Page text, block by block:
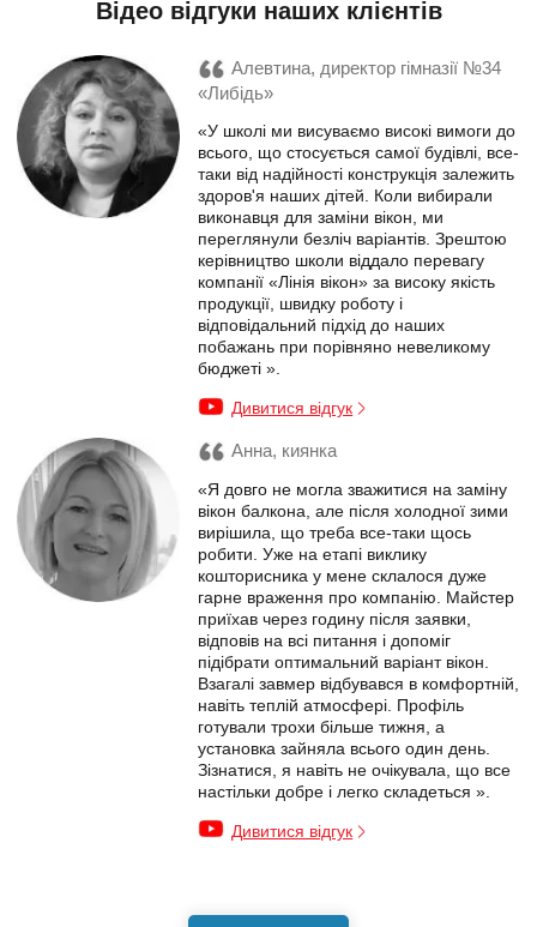
Відео відгуки наших клієнтів
Алевтина, директор гімназії №34
«Либідь»
«У школі ми висуваємо високі вимоги до
всього, що стосується самої будівлі, все-
таки від надійності конструкція залежить
здоров'я наших дітей. Коли вибирали
виконавця для заміни вікон, ми
переглянули безліч варіантів. Зрештою
керівництво школи віддало перевагу
компанії «Лінія вікон» за високу якість
продукції, швидку роботу і
відповідальний підхід до наших
побажань при порівняно невеликому
бюджеті ».
Дивитися відгук
Анна, киянка
«Я довго не могла зважитися на заміну
вікон балкона, але після холодної зими
вирішила, що треба все-таки щось
робити. Уже на етапі виклику
кошторисника у мене склалося дуже
гарне враження про компанію. Майстер
приїхав через годину після заявки,
відповів на всі питання і допоміг
підібрати оптимальний варіант вікон.
Взагалі завмер відбувався в комфортній,
навіть теплій атмосфері. Профіль
готували трохи більше тижня, а
установка зайняла всього один день.
Зізнатися, я навіть не очікувала, що все
настільки добре і легко складеться ».
Дивитися відгук